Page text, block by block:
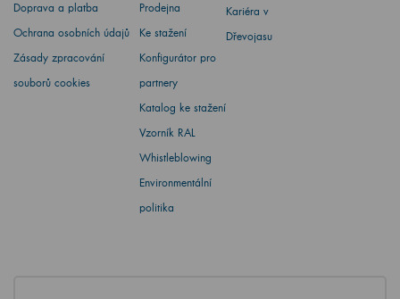
Doprava a platba
Ochrana osobních údajů
Zásady zpracování
souborů cookies
Prodejna
Ke stažení
Konfigurátor pro
partnery
Katalog ke stažení
Vzorník RAL
Whistleblowing
Environmentální
politika
Kariéra v
Dřevojasu